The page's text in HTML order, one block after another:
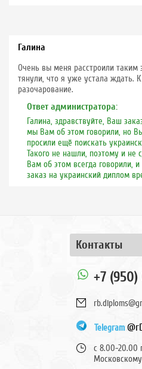
Галина
Очень вы меня расстроили таким
тянули, что я уже устала ждать.
разочарование.
Ответ администратора:
Галина, здравствуйте, Ваш
мы Вам об этом говорили, но
просили ещё поискать
Такого не нашли, поэтому и не
Вам об этом всегда говорили,
заказ на украинский диплом
Контакты
+7 (950)
Telegram
с 8.00-20.00